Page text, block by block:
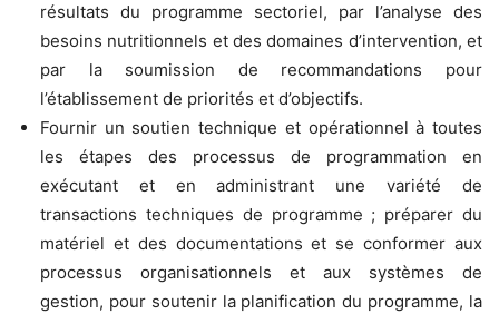
résultats du programme sectoriel, par l’analyse des
besoins nutritionnels et des domaines d’intervention, et
par la soumission de recommandations pour
l’établissement de priorités et d’objectifs.
Fournir un soutien technique et opérationnel à toutes
les étapes des processus de programmation en
exécutant et en administrant une variété de
transactions techniques de programme ; préparer du
matériel et des documentations et se conformer aux
processus organisationnels et aux systèmes de
gestion, pour soutenir la planification du programme, la